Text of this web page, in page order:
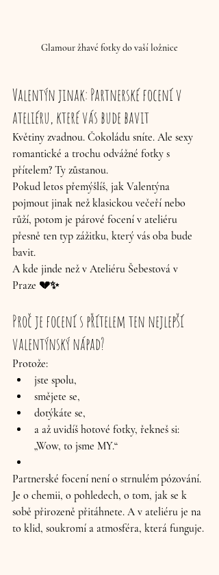
Glamour žhavé fotky do vaší ložnice
Valentýn jinak: Partnerské focení v
ateliéru, které vás bude bavit
Květiny zvadnou. Čokoládu sníte. Ale sexy
romantické a trochu odvážné fotky s
přítelem? Ty zůstanou.
Pokud letos přemýšlíš, jak Valentýna
pojmout jinak než klasickou večeří nebo
růží, potom je párové focení v ateliéru
přesně ten typ zážitku, který vás oba bude
bavit.
A kde jinde než v Ateliéru Šebestová v
Praze 💔✨
Proč je focení s přítelem ten nejlepší
valentýnský nápad?
Protože:
jste spolu,
smějete se,
dotýkáte se,
a až uvidíš hotové fotky, řekneš si:
„Wow, to jsme MY.“
Partnerské focení není o strnulém pózování.
Je o chemii, o pohledech, o tom, jak se k
sobě přirozeně přitáhnete. A v ateliéru je na
to klid, soukromí a atmosféra, která funguje.